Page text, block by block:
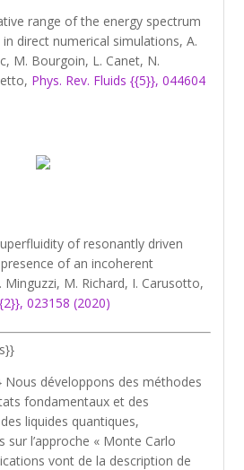
range of the energy spectrum
direct numerical simulations, A.
M. Bourgoin, L. Canet, N.
Phys. Rev. Fluids {{5}}, 044604
of resonantly driven
of an incoherent
M. Richard, I. Carusotto,
023158 (2020)
Nous développons des méthodes
fondamentaux et des
liquides quantiques,
sur l’approche « Monte Carlo
vont de la description de